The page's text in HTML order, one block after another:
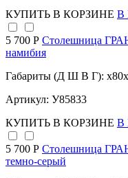
КУПИТЬ В КОРЗИНЕ В
5 700 Р Столешница
намибия
Габариты (Д Ш В Г):
Артикул: У85833
КУПИТЬ В КОРЗИНЕ В
5 700 Р Столешница
темно-серый